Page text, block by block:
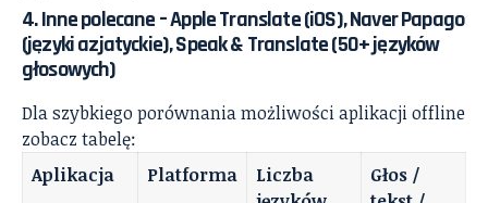
4.Inne polecane– Apple Translate (iOS), Naver Papago
(języki azjatyckie), Speak & Translate (50+ języków
głosowych)
Dla szybkiego porównania możliwości aplikacji offline
zobacz tabelę:
Aplikacja
Platforma
Liczba
Głos /